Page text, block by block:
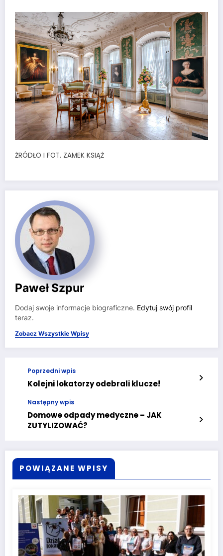
ŻRÓDŁO I FOT. ZAMEK KSIĄŻ
Paweł Szpur
Dodaj swoje informacje biograficzne. Edytuj swój profil
teraz.
Zobacz Wszystkie Wpisy
Poprzedni wpis
Kolejni lokatorzy odebrali klucze!
Następny wpis
Domowe odpady medyczne – JAK
ZUTYLIZOWAĆ?
POWIĄZANE WPISY